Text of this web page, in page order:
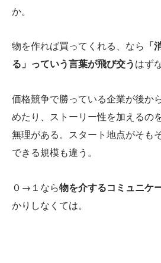
か。
物を作れば買ってくれる、なら 「
る」っていう言葉が飛び交う はず
価格競争で勝っている企業が後か
めたり、ストーリー性を加えるの
無理がある。スタート地点がそも
できる規模も違う。
０→１なら物を介するコミュニケ
かりしなくては。